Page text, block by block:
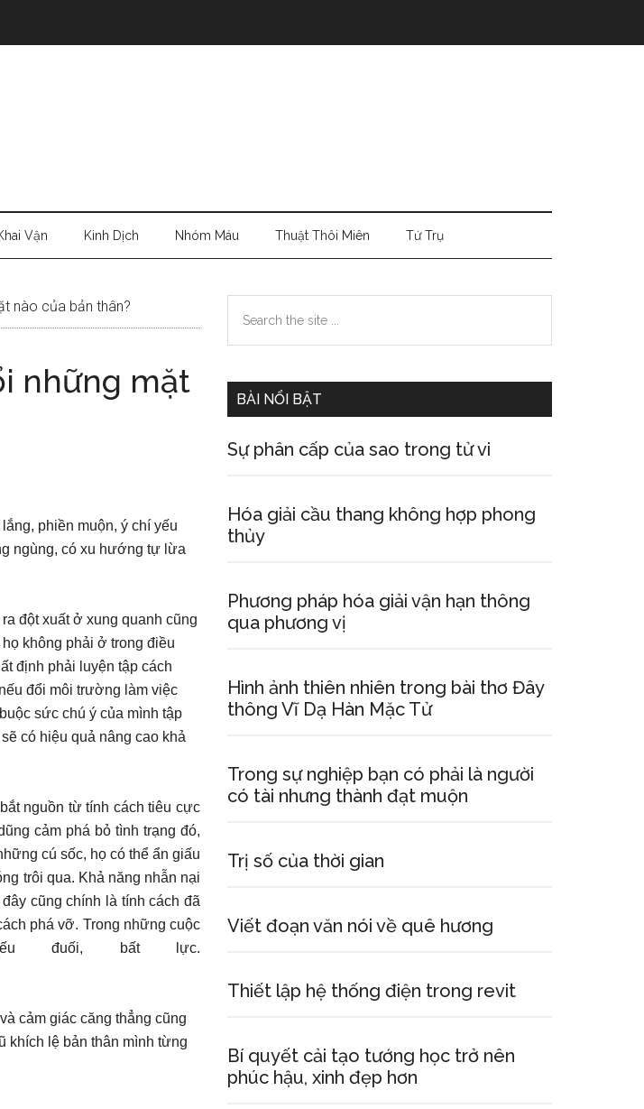
Vận Kinh Dịch Nhóm Máu Thuật Thôi Miên Tứ Trụ
nào của bản thân?
những mặt
phiền muộn, ý chí yếu
ngùng, có xu hướng tự lừa
đột xuất ở xung quanh cũng
không phải ở trong điều
định phải luyện tập cách
đổi môi trường làm việc
sức chú ý của mình tập
có hiệu quả nâng cao khả
nguồn từ tính cách tiêu cực
cảm phá bỏ tình trạng đó,
cú sốc, họ có thể ẩn giấu
trôi qua. Khả năng nhẫn nại
cũng chính là tính cách đã
phá vỡ. Trong những cuộc
đuối, bất lực.
cảm giác căng thẳng cũng
khích lệ bản thân mình từng
Primary
Sidebar
the
BÀI NỔI BẬT
Sự phân cấp của sao trong tử vi
Hóa giải cầu thang không hợp phong
thủy
Phương pháp hóa giải vận hạn thông
qua phương vị
Hình ảnh thiên nhiên trong bài thơ Đây
thông Vĩ Dạ Hàn Mặc Tử
Trong sự nghiệp bạn có phải là người
có tài nhưng thành đạt muộn
Trị số của thời gian
Viết đoạn văn nói về quê hương
Thiết lập hệ thống điện trong revit
Bí quyết cải tạo tướng học trở nên
phúc hậu, xinh đẹp hơn